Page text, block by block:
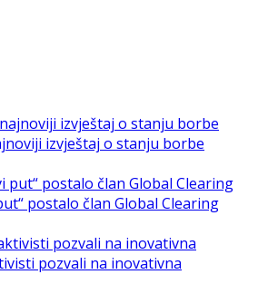
izvještaj o stanju borbe
postalo član Global Clearing
pozvali na inovativna